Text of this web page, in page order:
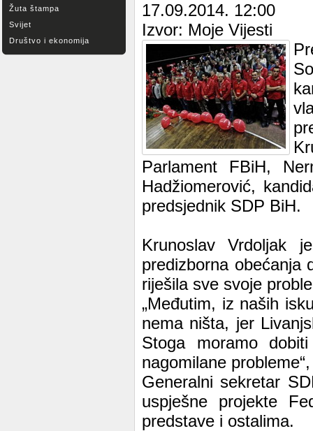
Žuta štampa
Svijet
Društvo i ekonomija
17.09.2014. 12:00
Izvor: Moje Vijesti
Parlament FBiH,
Hadžiomerović,
predsjednik SDP BiH.
Krunoslav Vrdoljak
predizborna obećanja
riješila sve svoje
„Međutim, iz naših
nema ništa, jer
Stoga moramo
nagomilane
Generalni sekretar
uspješne projekte
predstave i ostalima.